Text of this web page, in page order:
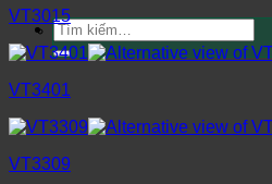
Tìm
kiếm:
VT3015
VT3401
VT3309